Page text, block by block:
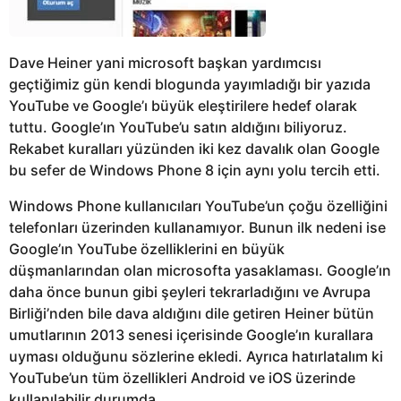
Dave Heiner yani microsoft başkan yardımcısı
geçtiğimiz gün kendi blogunda yayımladığı bir yazıda
YouTube ve Google’ı büyük eleştirilere hedef olarak
tuttu. Google’ın YouTube’u satın aldığını biliyoruz.
Rekabet kuralları yüzünden iki kez davalık olan Google
bu sefer de Windows Phone 8 için aynı yolu tercih etti.
Windows Phone kullanıcıları YouTube’un çoğu özelliğini
telefonları üzerinden kullanamıyor. Bunun ilk nedeni ise
Google’ın YouTube özelliklerini en büyük
düşmanlarından olan microsofta yasaklaması. Google’ın
daha önce bunun gibi şeyleri tekrarladığını ve Avrupa
Birliği’nden bile dava aldığını dile getiren Heiner bütün
umutlarının 2013 senesi içerisinde Google’ın kurallara
uyması olduğunu sözlerine ekledi. Ayrıca hatırlatalım ki
YouTube’un tüm özellikleri Android ve iOS üzerinde